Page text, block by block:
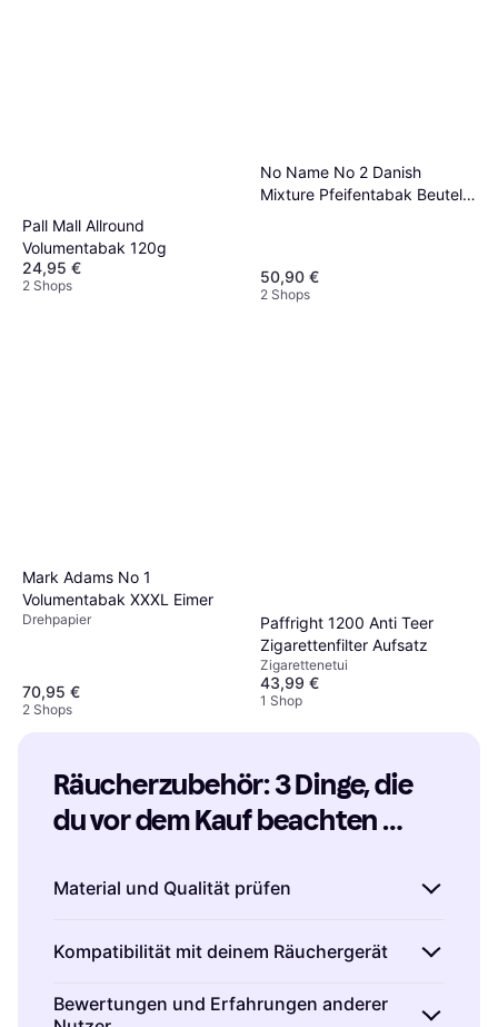
Pall Mall Allround
Volumentabak 120g
24,95 €
2 Shops
No Name No 2 Danish
Mixture Pfeifentabak Beutel
50,90 €
2 Shops
Mark Adams No 1
Volumentabak XXXL Eimer
Drehpapier
70,95 €
2 Shops
Paffright 1200 Anti Teer
Zigarettenfilter Aufsatz
Zigarettenetui
43,99 €
1 Shop
Räucherzubehör: 3 Dinge, die
du vor dem Kauf beachten
Material und Qualität prüfen
auf das Material und die Qualität der Produkte
zu achten. Hochwertige Materialien wie
Edelstahl oder hitzebeständiges Glas
Kompatibilität mit deinem Räuchergerät
Stelle sicher, dass das Räucherzubehör mit
Bewertungen und Erfahrungen anderer